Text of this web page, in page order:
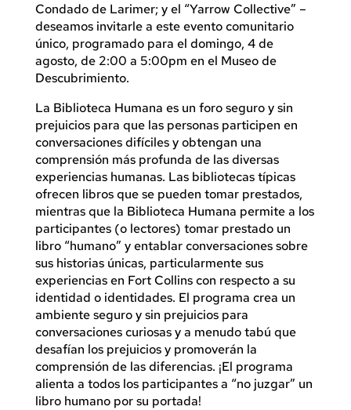
Condado de Larimer; y el “Yarrow Collective” –
deseamos invitarle a este evento comunitario
único, programado para el domingo, 4 de
agosto, de 2:00 a 5:00pm en el Museo de
Descubrimiento.
La Biblioteca Humana es un foro seguro y sin
prejuicios para que las personas participen en
conversaciones difíciles y obtengan una
comprensión más profunda de las diversas
experiencias humanas. Las bibliotecas típicas
ofrecen libros que se pueden tomar prestados,
mientras que la Biblioteca Humana permite a los
participantes (o lectores) tomar prestado un
libro “humano” y entablar conversaciones sobre
sus historias únicas, particularmente sus
experiencias en Fort Collins con respecto a su
identidad o identidades. El programa crea un
ambiente seguro y sin prejuicios para
conversaciones curiosas y a menudo tabú que
desafían los prejuicios y promoverán la
comprensión de las diferencias. ¡El programa
alienta a todos los participantes a “no juzgar” un
libro humano por su portada!